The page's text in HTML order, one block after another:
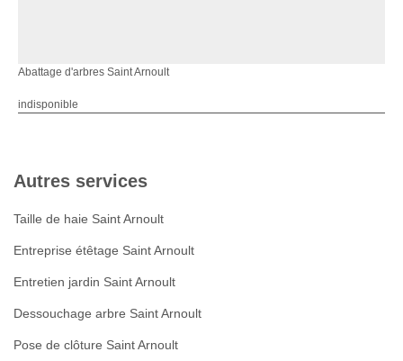
Abattage d'arbres Saint Arnoult
indisponible
Autres services
Taille de haie Saint Arnoult
Entreprise étêtage Saint Arnoult
Entretien jardin Saint Arnoult
Dessouchage arbre Saint Arnoult
Pose de clôture Saint Arnoult